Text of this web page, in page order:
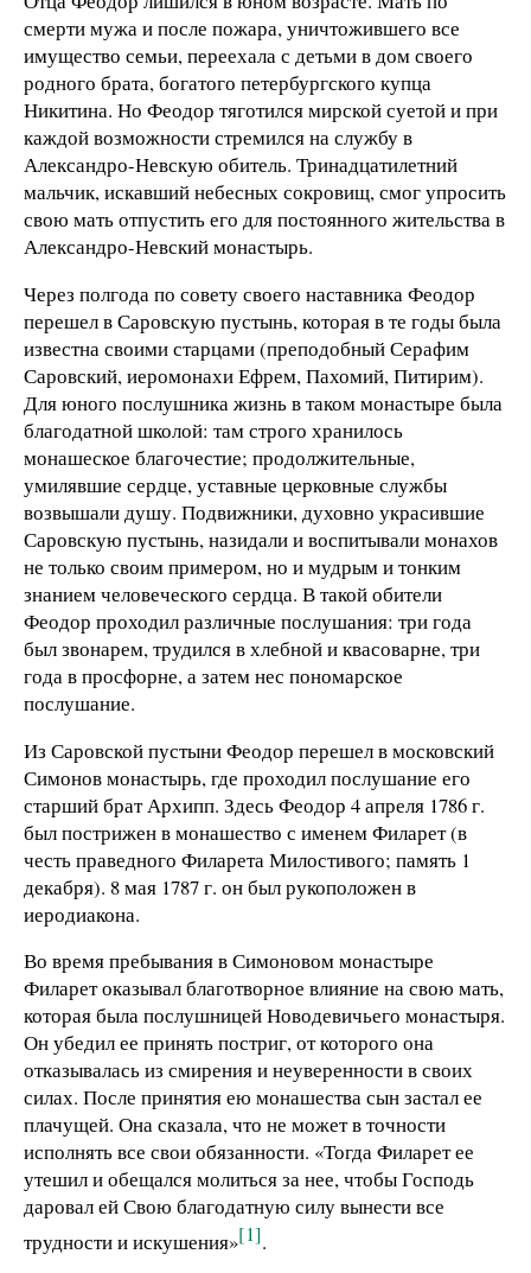
смерти мужа и после пожара, уничтожившего все
имущество семьи, переехала с детьми в дом своего
родного брата, богатого петербургского купца
Никитина. Но Феодор тяготился мирской суетой и при
каждой возможности стремился на службу в
Александро-Невскую обитель. Тринадцатилетний
мальчик, искавший небесных сокровищ, смог упросить
свою мать отпустить его для постоянного жительства в
Александро-Невский монастырь.
Через полгода по совету своего наставника Феодор
перешел в Саровскую пустынь, которая в те годы была
известна своими старцами (преподобный Серафим
Саровский, иеромонахи Ефрем, Пахомий, Питирим).
Для юного послушника жизнь в таком монастыре была
благодатной школой: там строго хранилось
монашеское благочестие; продолжительные,
умилявшие сердце, уставные церковные службы
возвышали душу. Подвижники, духовно украсившие
Саровскую пустынь, назидали и воспитывали монахов
не только своим примером, но и мудрым и тонким
знанием человеческого сердца. В такой обители
Феодор проходил различные послушания: три года
был звонарем, трудился в хлебной и квасоварне, три
года в просфорне, а затем нес пономарское
послушание.
Из Саровской пустыни Феодор перешел в московский
Симонов монастырь, где проходил послушание его
старший брат Архипп. Здесь Феодор 4 апреля 1786 г.
был пострижен в монашество с именем Филарет (в
честь праведного Филарета Милостивого; память 1
декабря). 8 мая 1787 г. он был рукоположен в
иеродиакона.
Во время пребывания в Симоновом монастыре
Филарет оказывал благотворное влияние на свою мать,
которая была послушницей Новодевичьего монастыря.
Он убедил ее принять постриг, от которого она
отказывалась из смирения и неуверенности в своих
силах. После принятия ею монашества сын застал ее
плачущей. Она сказала, что не может в точности
исполнять все свои обязанности. «Тогда Филарет ее
утешил и обещался молиться за нее, чтобы Господь
даровал ей Свою благодатную силу вынести все
трудности и искушения»[1].